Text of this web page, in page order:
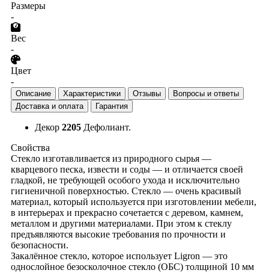
Размеры
-
Вес
-
Цвет
-
Описание Характеристики Отзывы
Вопросы и ответы
Доставка и оплата
Гарантия
Декор 2205 Дефолиант.
Свойства
Стекло изготавливается из природного сырья —
кварцевого песка, извести и соды — и отличается своей
гладкой, не требующей особого ухода и исключительно
гигиеничной поверхностью. Стекло — очень красивый
материал, который используется при изготовлении мебели,
в интерьерах и прекрасно сочетается с деревом, камнем,
металлом и другими материалами. При этом к стеклу
предъявляются высокие требования по прочности и
безопасности.
Закалённое стекло, которое использует Ligron — это
однослойное безосколочное стекло (ОБС) толщиной 10 мм